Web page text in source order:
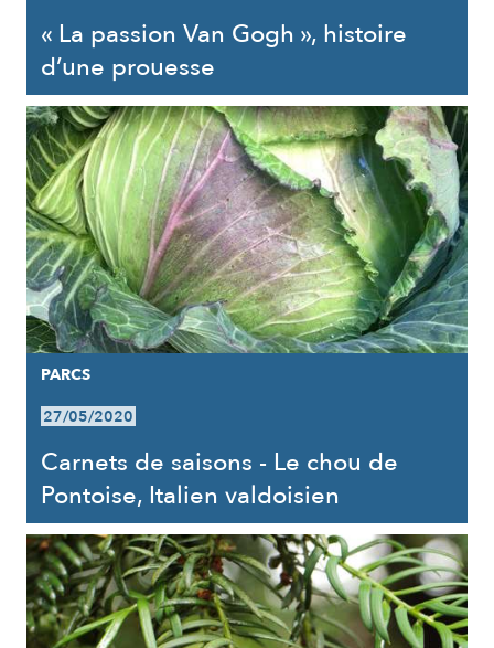
« La passion Van Gogh », histoire
d’une prouesse
PARCS
27/05/2020
Carnets de saisons - Le chou de
Pontoise, Italien valdoisien